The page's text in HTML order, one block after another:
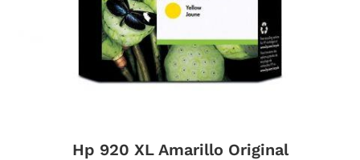
Hp 920 XL Amarillo Original